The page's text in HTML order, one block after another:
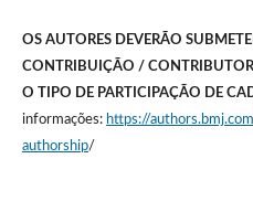
OS AUTORES DEVERÃO
CONTRIBUIÇÃO /
O TIPO DE PARTICIPAÇÃO DE
informações: https://
authorship/